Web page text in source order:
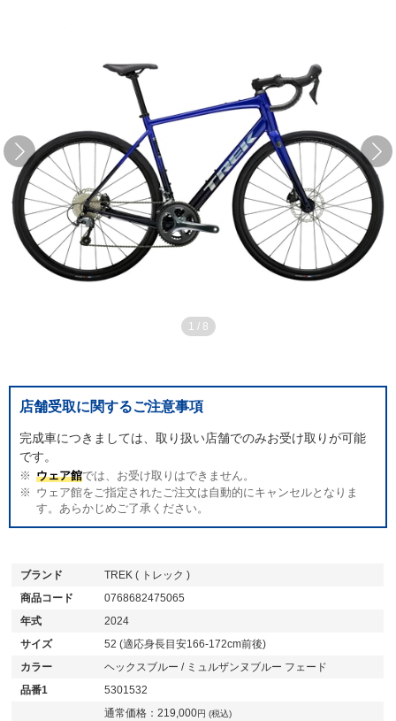
1 / 8
店舗受取に関するご注意事項
完成車につきましては、取り扱い店舗でのみお受け取りが可能
です。
ウェア館では、お受け取りはできません。
ウェア館をご指定されたご注文は自動的にキャンセルとなりま
す。あらかじめご了承ください。
ブランド
TREK ( トレック )
商品コード
0768682475065
年式
2024
サイズ
52 (適応身長目安166-172cm前後)
カラー
ヘックスブルー / ミュルザンヌブルー フェード
品番1
5301532
通常価格：219,000円 (税込)